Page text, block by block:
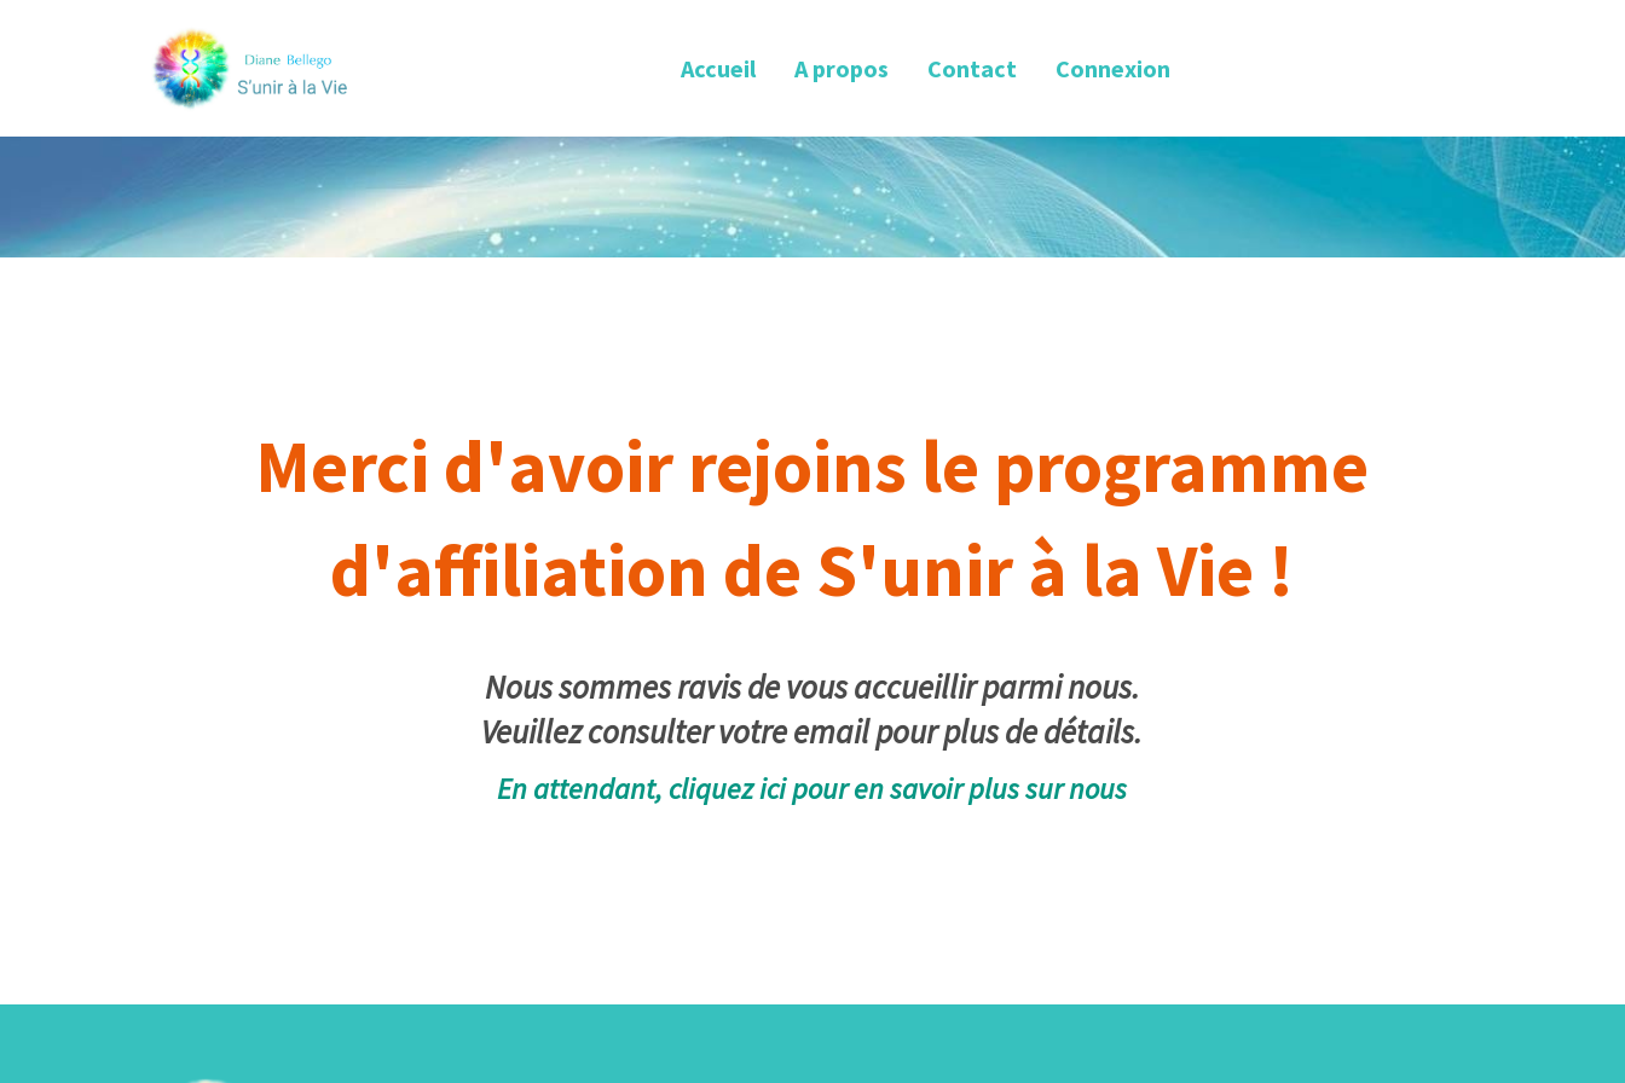
Accueil A propos Contact Connexion
Merci d'avoir rejoins le programme
d'affiliation de S'unir à la Vie !
Nous sommes ravis de vous accueillir parmi nous.
Veuillez consulter votre email pour plus de détails.
En attendant, cliquez ici pour en savoir plus sur nous